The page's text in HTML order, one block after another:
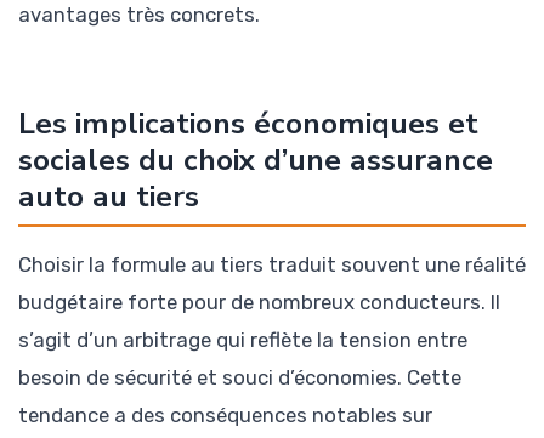
avantages très concrets.
Les implications économiques et
sociales du choix d’une assurance
auto au tiers
Choisir la formule au tiers traduit souvent une réalité
budgétaire forte pour de nombreux conducteurs. Il
s’agit d’un arbitrage qui reflète la tension entre
besoin de sécurité et souci d’économies. Cette
tendance a des conséquences notables sur